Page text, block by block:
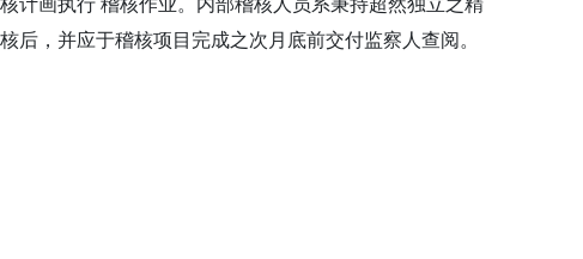
计画执行 稽核作业。内部稽核人员系秉持超然独立之精
，并应于稽核项目完成之次月底前交付监察人查阅。